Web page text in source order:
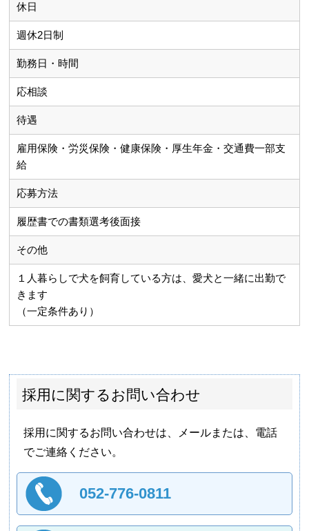
休日
週休2日制
勤務日・時間
応相談
待遇
雇用保険・労災保険・健康保険・厚生年金・交通費一部支
給
応募方法
履歴書での書類選考後面接
その他
１人暮らしで犬を飼育している方は、愛犬と一緒に出勤で
きます
（一定条件あり）
採用に関するお問い合わせ
採用に関するお問い合わせは、メールまたは、電話
でご連絡ください。
052-776-0811